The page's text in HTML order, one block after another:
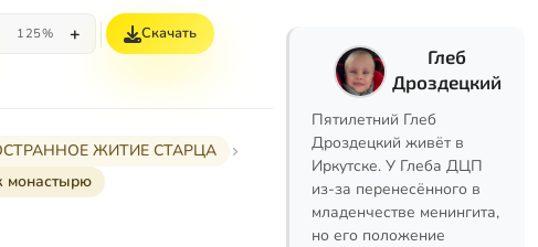
125% + Скачать
ЖИТИЕ СТАРЦА
монастырю
Глеб
Дроздецкий
Пятилетний Глеб
Дроздецкий живёт в
Иркутске. У Глеба ДЦП
из-за перенесённого в
младенчестве менингита,
но его положение